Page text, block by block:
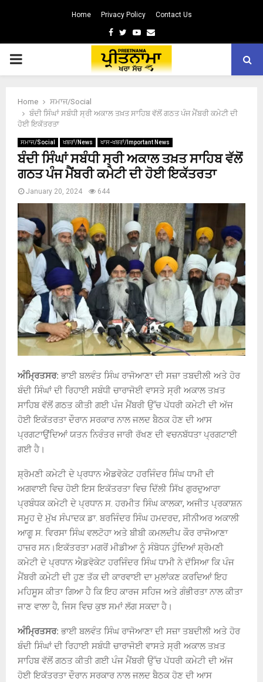
Home Privacy Policy Contact Us
Facebook
TwitterYoutube
Email
PRIMARY
Home
ਸਮਾਜ/Social
ਬੰਦੀ ਸਿੰਘਾਂ ਸਬੰਧੀ ਸ੍ਰੀ ਅਕਾਲ ਤਖ਼ਤ ਸਾਹਿਬ ਵੱਲੋਂ ਗਠਤ ਪੰਜ ਮੈਂਬਰੀ ਕਮੇਟੀ ਦੀ
ਹੋਈ ਇਕੱਤਰਤਾ
ਸਮਾਜ/Social ਖਬਰਾਂ/News ਖਾਸ-ਖਬਰਾਂ/Important News
ਬੰਦੀ ਸਿੰਘਾਂ ਸਬੰਧੀ ਸ੍ਰੀ ਅਕਾਲ ਤਖ਼ਤ ਸਾਹਿਬ ਵੱਲੋਂ
ਗਠਤ ਪੰਜ ਮੈਂਬਰੀ ਕਮੇਟੀ ਦੀ ਹੋਈ ਇਕੱਤਰਤਾ
January 20, 2024 644
ਅੰਮ੍ਰਿਤਸਰ: ਭਾਈ ਬਲਵੰਤ ਸਿੰਘ ਰਾਜੋਆਣਾ ਦੀ ਸਜ਼ਾ ਤਬਦੀਲੀ ਅਤੇ ਹੋਰ
ਬੰਦੀ ਸਿੰਘਾਂ ਦੀ ਰਿਹਾਈ ਸਬੰਧੀ ਚਾਰਾਜੋਈ ਵਾਸਤੇ ਸ੍ਰੀ ਅਕਾਲ ਤਖ਼ਤ
ਸਾਹਿਬ ਵੱਲੋਂ ਗਠਤ ਕੀਤੀ ਗਈ ਪੰਜ ਮੈਂਬਰੀ ਉੱਚ ਪੱਧਰੀ ਕਮੇਟੀ ਦੀ ਅੱਜ
ਹੋਈ ਇਕੱਤਰਤਾ ਦੌਰਾਨ ਸਰਕਾਰ ਨਾਲ ਜਲਦ ਬੈਠਕ ਹੋਣ ਦੀ ਆਸ
ਪ੍ਰਗਟਾਉਂਦਿਆਂ ਯਤਨ ਨਿਰੰਤਰ ਜਾਰੀ ਰੱਖਣ ਦੀ ਵਚਨਬੱਧਤਾ ਪ੍ਰਗਟਾਈ
ਗਈ ਹੈ।
ਸ਼੍ਰੋਮਣੀ ਕਮੇਟੀ ਦੇ ਪ੍ਰਧਾਨ ਐਡਵੋਕੇਟ ਹਰਜਿੰਦਰ ਸਿੰਘ ਧਾਮੀ ਦੀ
ਅਗਵਾਈ ਵਿਚ ਹੋਈ ਇਸ ਇਕੱਤਰਤਾ ਵਿਚ ਦਿੱਲੀ ਸਿੱਖ ਗੁਰਦੁਆਰਾ
ਪ੍ਰਬੰਧਕ ਕਮੇਟੀ ਦੇ ਪ੍ਰਧਾਨ ਸ. ਹਰਮੀਤ ਸਿੰਘ ਕਾਲਕਾ, ਅਜੀਤ ਪ੍ਰਕਾਸ਼ਨ
ਸਮੂਹ ਦੇ ਮੁੱਖ ਸੰਪਾਦਕ ਡਾ. ਬਰਜਿੰਦਰ ਸਿੰਘ ਹਮਦਰਦ, ਸੀਨੀਅਰ ਅਕਾਲੀ
ਆਗੂ ਸ. ਵਿਰਸਾ ਸਿੰਘ ਵਲਟੋਹਾ ਅਤੇ ਬੀਬੀ ਕਮਲਦੀਪ ਕੌਰ ਰਾਜੋਆਣਾ
ਹਾਜ਼ਰ ਸਨ।ਇਕੱਤਰਤਾ ਮਗਰੋਂ ਮੀਡੀਆ ਨੂੰ ਸੰਬੋਧਨ ਹੁੰਦਿਆਂ ਸ਼੍ਰੋਮਣੀ
ਕਮੇਟੀ ਦੇ ਪ੍ਰਧਾਨ ਐਡਵੋਕੇਟ ਹਰਜਿੰਦਰ ਸਿੰਘ ਧਾਮੀ ਨੇ ਦੱਸਿਆ ਕਿ ਪੰਜ
ਮੈਂਬਰੀ ਕਮੇਟੀ ਦੀ ਹੁਣ ਤੱਕ ਦੀ ਕਾਰਵਾਈ ਦਾ ਮੁਲਾਂਕਣ ਕਰਦਿਆਂ ਇਹ
ਮਹਿਸੂਸ ਕੀਤਾ ਗਿਆ ਹੈ ਕਿ ਇਹ ਕਾਰਜ ਸਹਿਜ ਅਤੇ ਗੰਭੀਰਤਾ ਨਾਲ ਕੀਤਾ
ਜਾਣ ਵਾਲਾ ਹੈ, ਜਿਸ ਵਿਚ ਕੁਝ ਸਮਾਂ ਲੱਗ ਸਕਦਾ ਹੈ।
ਅੰਮ੍ਰਿਤਸਰ: ਭਾਈ ਬਲਵੰਤ ਸਿੰਘ ਰਾਜੋਆਣਾ ਦੀ ਸਜ਼ਾ ਤਬਦੀਲੀ ਅਤੇ ਹੋਰ
ਬੰਦੀ ਸਿੰਘਾਂ ਦੀ ਰਿਹਾਈ ਸਬੰਧੀ ਚਾਰਾਜੋਈ ਵਾਸਤੇ ਸ੍ਰੀ ਅਕਾਲ ਤਖ਼ਤ
ਸਾਹਿਬ ਵੱਲੋਂ ਗਠਤ ਕੀਤੀ ਗਈ ਪੰਜ ਮੈਂਬਰੀ ਉੱਚ ਪੱਧਰੀ ਕਮੇਟੀ ਦੀ ਅੱਜ
ਹੋਈ ਇਕੱਤਰਤਾ ਦੌਰਾਨ ਸਰਕਾਰ ਨਾਲ ਜਲਦ ਬੈਠਕ ਹੋਣ ਦੀ ਆਸ